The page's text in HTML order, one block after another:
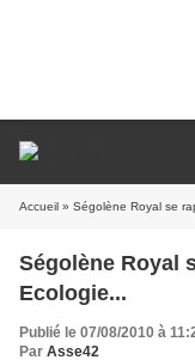
Accueil » Ségolène Royal se
Ségolène Royal
Ecologie...
Publié le 07/08/2010 à
Par Asse42